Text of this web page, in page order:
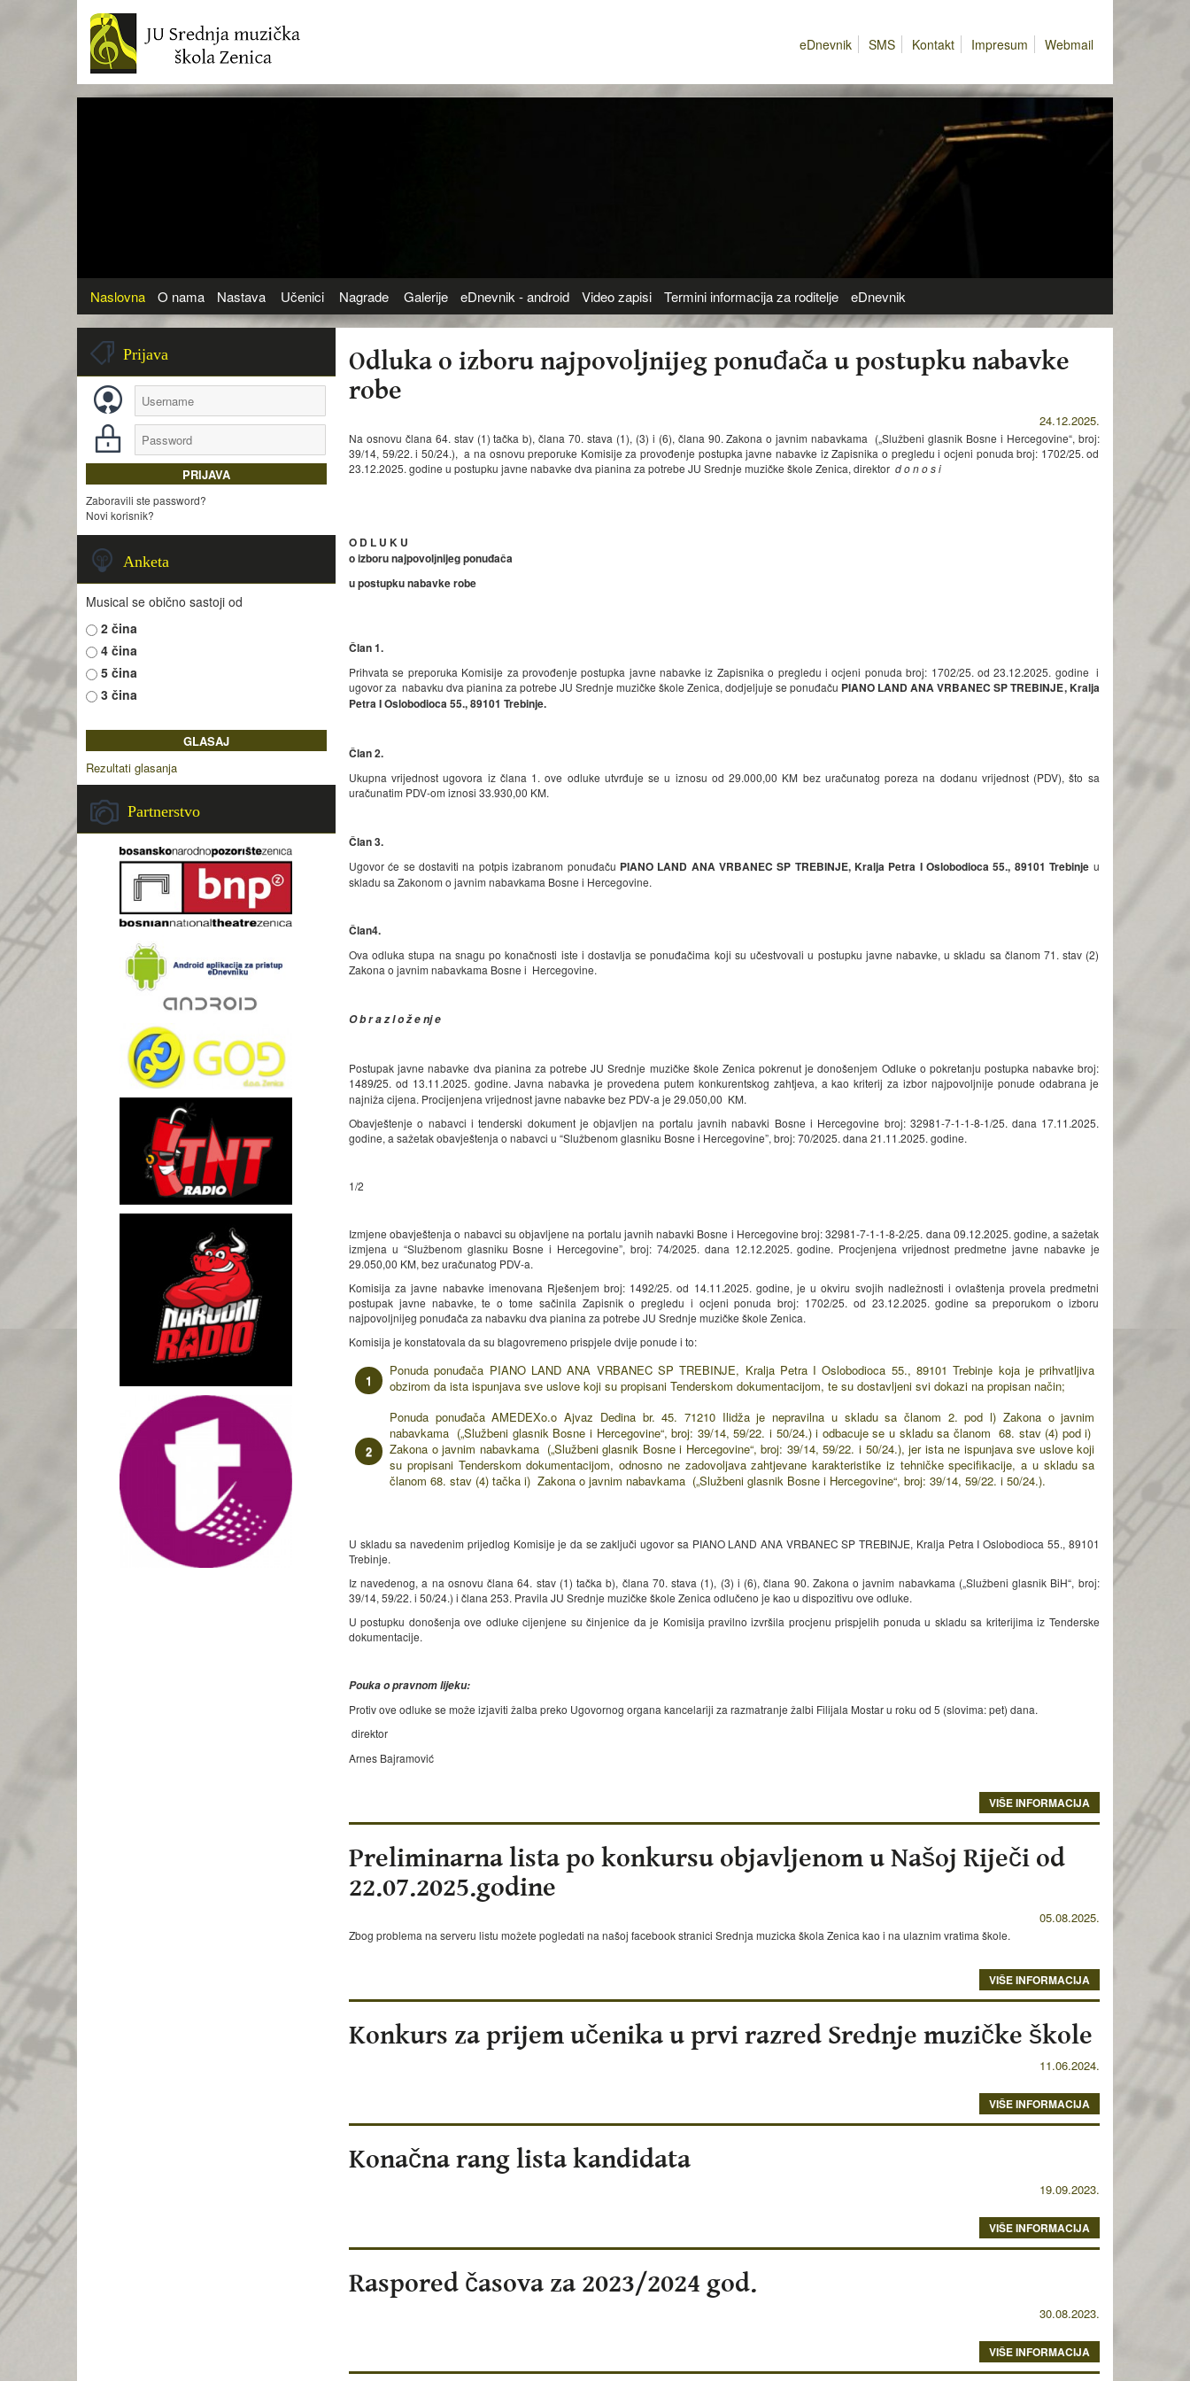
eDnevnik SMS Kontakt Impresum Webmail
Naslovna O nama Nastava Učenici Nagrade Galerije eDnevnik - android Video zapisi Termini informacija za roditelje eDnevnik
Prijava
Zaboravili ste password?
Novi korisnik?
Anketa
Musical se obično sastoji od
2 čina
4 čina
5 čina
3 čina
Rezultati glasanja
Partnerstvo
Odluka o izboru najpovoljnijeg ponuđača u postupku nabavke
robe
24.12.2025.
Na osnovu člana 64. stav (1) tačka b), člana 70. stava (1), (3) i (6), člana 90. Zakona o javnim nabavkama („Službeni glasnik Bosne i Hercegovine“, broj:
39/14, 59/22. i 50/24.), a na osnovu preporuke Komisije za provođenje postupka javne nabavke iz Zapisnika o pregledu i ocjeni ponuda broj: 1702/25. od
23.12.2025. godine u postupku javne nabavke dva pianina za potrebe JU Srednje muzičke škole Zenica, direktor d o n o s i
O D L U K U
o izborunajpovolјnijegponuđača
u postupku nabavke robe
Član 1.
Prihvata se preporuka Komisije za provođenje postupka javne nabavke iz Zapisnika o pregledu i ocjeni ponuda broj: 1702/25. od 23.12.2025. godine i
ugovor za nabavku dva pianina za potrebe JU Srednje muzičke škole Zenica, dodjeljuje se ponuđaču PIANO LAND ANA VRBANEC SP TREBINJE, Kralja
Petra I Oslobodioca 55., 89101 Trebinje.
Član 2.
Ukupna vrijednost ugovora iz člana 1. ove odluke utvrđuje se u iznosu od 29.000,00 KM bez uračunatog poreza na dodanu vrijednost (PDV), što sa
uračunatim PDV-om iznosi 33.930,00 KM.
Član 3.
Ugovor će se dostaviti na potpis izabranom ponuđaču PIANO LAND ANA VRBANEC SP TREBINJE, Kralja Petra I Oslobodioca 55., 89101 Trebinje u
skladu sa Zakonom o javnim nabavkama Bosne i Hercegovine.
Član4.
Ova odluka stupa na snagu po konačnosti iste i dostavlјa se ponuđačima koji su učestvovali u postupku javne nabavke, u skladu sa članom 71. stav (2)
Zakona o javnim nabavkama Bosne i Hercegovine.
O b r a z l o ž e nj e
Postupak javne nabavke dva pianina za potrebe JU Srednje muzičke škole Zenica pokrenut je donošenjem Odluke o pokretanju postupka nabavke broj:
1489/25. od 13.11.2025. godine. Javna nabavka je provedena putem konkurentskog zahtjeva, a kao kriterij za izbor najpovoljnije ponude odabrana je
najniža cijena. Procijenjena vrijednost javne nabavke bez PDV-a je 29.050,00 KM.
Obavještenje o nabavci i tenderski dokument je objavljen na portalu javnih nabavki Bosne i Hercegovine broj: 32981-7-1-1-8-1/25. dana 17.11.2025.
godine, a sažetak obavještenja o nabavci u “Službenom glasniku Bosne i Hercegovine”, broj: 70/2025. dana 21.11.2025. godine.
1/2
Izmjene obavještenja o nabavci su objavljene na portalu javnih nabavki Bosne i Hercegovine broj: 32981-7-1-1-8-2/25. dana 09.12.2025. godine, a sažetak
izmjena u “Službenom glasniku Bosne i Hercegovine”, broj: 74/2025. dana 12.12.2025. godine. Procjenjena vrijednost predmetne javne nabavke je
29.050,00 KM, bez uračunatog PDV-a.
Komisija za javne nabavke imenovana Rješenjem broj: 1492/25. od 14.11.2025. godine, je u okviru svojih nadležnosti i ovlaštenja provela predmetni
postupak javne nabavke, te o tome sačinila Zapisnik o pregledu i ocjeni ponuda broj: 1702/25. od 23.12.2025. godine sa preporukom o izboru
najpovoljnijeg ponuđača za nabavku dva pianina za potrebe JU Srednje muzičke škole Zenica.
Komisija je konstatovala da su blagovremeno prispjele dvije ponude i to:
Ponuda ponuđača PIANO LAND ANA VRBANEC SP TREBINJE, Kralja Petra I Oslobodioca 55., 89101 Trebinje koja je prihvatljiva
obzirom da ista ispunjava sve uslove koji su propisani Tenderskom dokumentacijom, te su dostavljeni svi dokazi na propisan način;
Ponuda ponuđača AMEDEXo.o Ajvaz Dedina br. 45. 71210 Ilidža je nepravilna u skladu sa članom 2. pod l) Zakona o javnim
nabavkama („Službeni glasnik Bosne i Hercegovine“, broj: 39/14, 59/22. i 50/24.) i odbacuje se u skladu sa članom 68. stav (4) pod i)
Zakona o javnim nabavkama („Službeni glasnik Bosne i Hercegovine“, broj: 39/14, 59/22. i 50/24.), jer ista ne ispunjava sve uslove koji
su propisani Tenderskom dokumentacijom, odnosno ne zadovoljava zahtjevane karakteristike iz tehničke specifikacije, a u skladu sa
članom 68. stav (4) tačka i) Zakona o javnim nabavkama („Službeni glasnik Bosne i Hercegovine“, broj: 39/14, 59/22. i 50/24.).
U skladu sa navedenim prijedlog Komisije je da se zaključi ugovor sa PIANO LAND ANA VRBANEC SP TREBINJE, Kralja Petra I Oslobodioca 55., 89101
Trebinje.
Iz navedenog, a na osnovu člana 64. stav (1) tačka b), člana 70. stava (1), (3) i (6), člana 90. Zakona o javnim nabavkama („Službeni glasnik BiH“, broj:
39/14, 59/22. i 50/24.) i člana 253. Pravila JU Srednje muzičke škole Zenica odlučeno je kao u dispozitivu ove odluke.
U postupku donošenja ove odluke cijenjene su činjenice da je Komisija pravilno izvršila procjenu prispjelih ponuda u skladu sa kriterijima iz Tenderske
dokumentacije.
Pouka o pravnom lijeku:
Protiv ove odluke se može izjaviti žalba preko Ugovornog organa kancelariji za razmatranje žalbi Filijala Mostar u roku od 5 (slovima: pet) dana.
direktor
Arnes Bajramović
VIŠE INFORMACIJA
Preliminarna lista po konkursu objavljenom u Našoj Riječi od
22.07.2025.godine
05.08.2025.
Zbog problema na serveru listu možete pogledati na našoj facebook stranici Srednja muzicka škola Zenica kao i na ulaznim vratima škole.
VIŠE INFORMACIJA
Konkurs za prijem učenika u prvi razred Srednje muzičke škole
11.06.2024.
VIŠE INFORMACIJA
Konačna rang lista kandidata
19.09.2023.
VIŠE INFORMACIJA
Raspored časova za 2023/2024 god.
30.08.2023.
VIŠE INFORMACIJA